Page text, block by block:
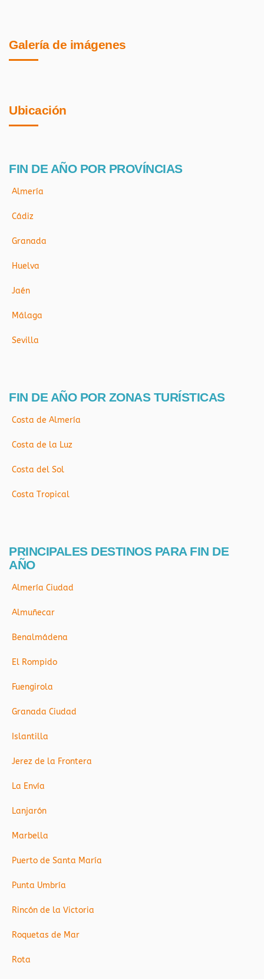
Galería de imágenes
Ubicación
FIN DE AÑO POR PROVÍNCIAS
Almería
Cádiz
Granada
Huelva
Jaén
Málaga
Sevilla
FIN DE AÑO POR ZONAS TURÍSTICAS
Costa de Almería
Costa de la Luz
Costa del Sol
Costa Tropical
PRINCIPALES DESTINOS PARA FIN DE
AÑO
Almería Ciudad
Almuñecar
Benalmádena
El Rompido
Fuengirola
Granada Ciudad
Islantilla
Jerez de la Frontera
La Envía
Lanjarón
Marbella
Puerto de Santa María
Punta Umbría
Rincón de la Victoria
Roquetas de Mar
Rota